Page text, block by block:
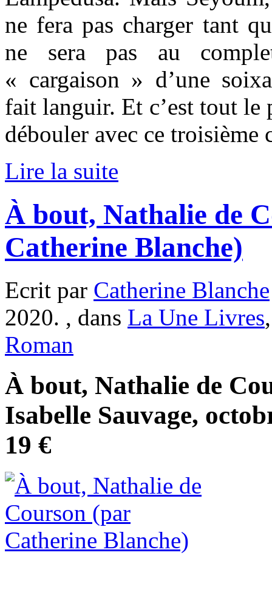
ne fera pas charger tant
ne sera pas au
« cargaison » d’une
fait languir. Et c’est tout le
débouler avec ce troisième
Lire la suite
À bout, Nathalie de
Catherine Blanche)
Ecrit par Catherine Blanche
2020. , dans La Une Livres
Roman
À bout, Nathalie de
Isabelle Sauvage,
19 €